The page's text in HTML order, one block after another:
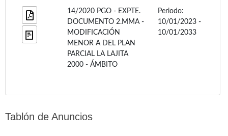
14/2020 PGO - EXPTE.
DOCUMENTO 2.MMA -
MODIFICACIÓN
MENOR A DEL PLAN
PARCIAL LA LAJITA
2000 - ÁMBITO
Periodo:
10/01/2023 -
10/01/2033
Tablón de Anuncios